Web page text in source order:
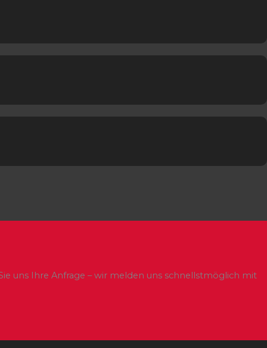
uns Ihre Anfrage – wir melden uns schnellstmöglich mit